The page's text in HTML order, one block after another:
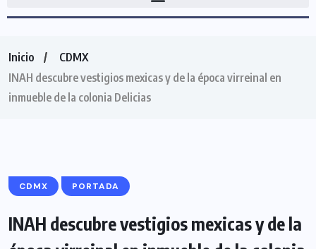
Inicio
CDMX
INAH descubre vestigios mexicas y de la época virreinal en
inmueble de la colonia Delicias
CDMX PORTADA
INAH descubre vestigios mexicas y de la